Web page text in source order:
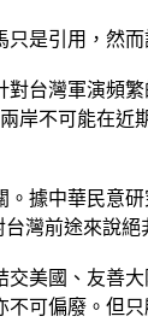
是引用，然
台灣軍演頻
岸不可能在
。據中華民意
灣前途來說絕
美國、友善
可偏廢。但